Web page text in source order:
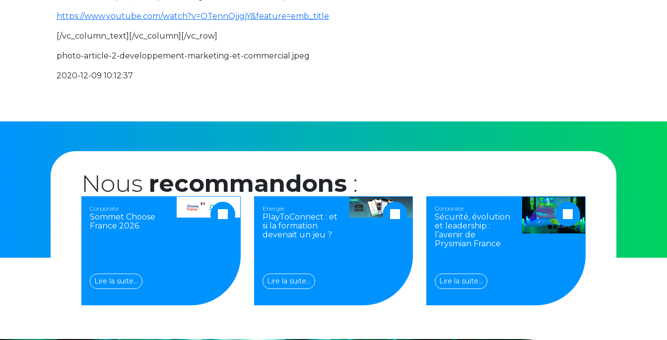
https://www.youtube.com/watch?v=OTennOjjgjY&feature=emb_title
[/vc_column_text][/vc_column][/vc_row]
photo-article-2-developpement-marketing-et-commercial.jpeg
2020-12-09 10:12:37
Nous recommandons :
Corporate
Sommet Choose
France 2026
Lire la suite…
Energie
PlayToConnect : et
si la formation
devenait un jeu ?
Lire la suite…
Corporate
Sécurité, évolution
et leadership :
l’avenir de
Prysmian France
Lire la suite…